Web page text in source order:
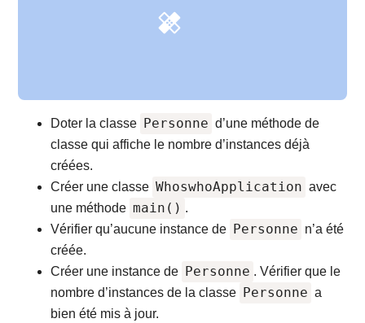
Doter la classe Personne d’une méthode de
classe qui affiche le nombre d’instances déjà
créées.
Créer une classe WhoswhoApplication avec
une méthode main() .
Vérifier qu’aucune instance de
Personne n’a été
créée.
Créer une instance de
Personne . Vérifier que le
nombre d’instances de la classe
Personne a
bien été mis à jour.